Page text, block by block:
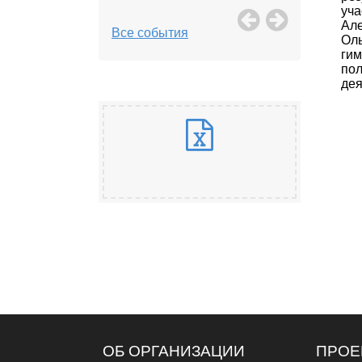
Все события
ОБ ОРГАНИЗАЦИИ